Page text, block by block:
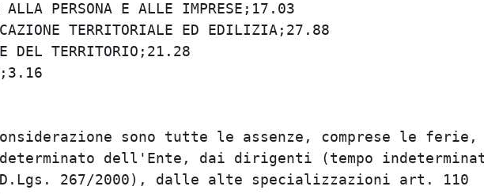
PERSONA E ALLE IMPRESE;17.03
TERRITORIALE ED EDILIZIA;27.88
DEL TERRITORIO;21.28
sono tutte le assenze, comprese le
dell'Ente, dai dirigenti (tempo
267/2000), dalle alte specializzazioni art. 110